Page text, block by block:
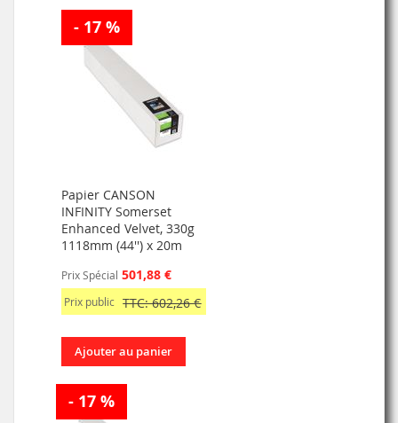
- 17 %
Papier CANSON
INFINITY Somerset
Enhanced Velvet, 330g
1118mm (44'') x 20m
Prix Spécial 501,88 €
Prix public TTC: 602,26 €
Ajouter au panier
- 17 %